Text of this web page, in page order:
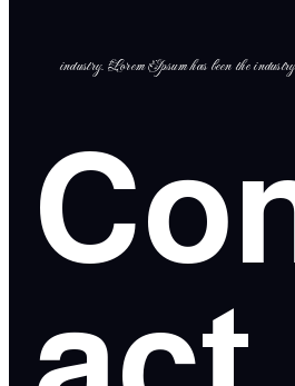
industry. Lorem Ipsum has been the